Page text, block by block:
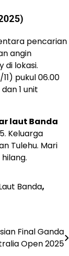
pencarian
angin
di lokasi.
pukul 06.00
1 unit
laut Banda
Keluarga
Tulehu. Mari
Banda,
Final Ganda
Open 2025